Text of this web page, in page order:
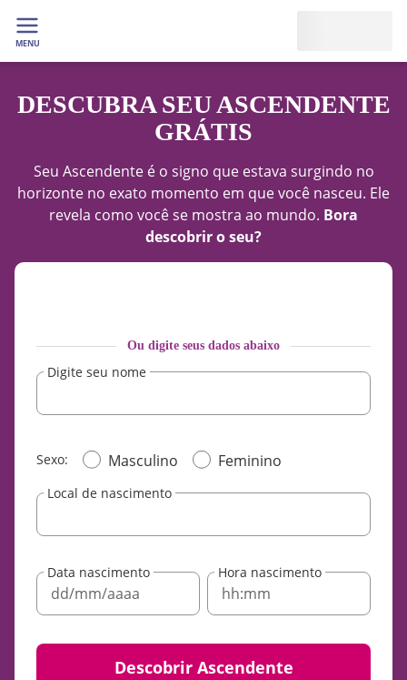
MENU
DESCUBRA SEU ASCENDENTE
GRÁTIS
Seu Ascendente é o signo que estava surgindo no
horizonte no exato momento em que você nasceu. Ele
revela como você se mostra ao mundo. Bora
descobrir o seu?
Ou digite seus dados abaixo
Digite seu nome
Sexo: Masculino Feminino
Local de nascimento
Data nascimento Hora nascimento
Descobrir Ascendente